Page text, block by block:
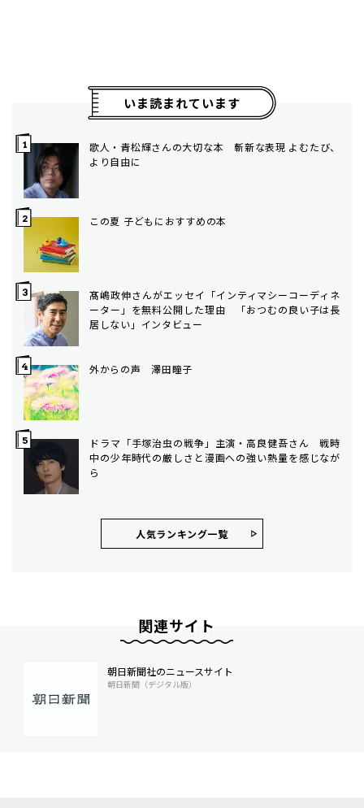
いま読まれています
歌人・青松輝さんの大切な本 斬新な表現 よむたび、
より自由に
この夏 子どもにおすすめの本
髙嶋政伸さんがエッセイ「インティマシーコーディネ
ーター」を無料公開した理由 「おつむの良い子は長
居しない」インタビュー
外からの声 澤田瞳子
ドラマ「手塚治虫の戦争」主演・高良健吾さん 戦時
中の少年時代の厳しさと漫画への強い熱量を感じなが
ら
人気ランキング⼀覧
関連サイト
朝日新聞社のニュースサイト
朝日新聞（デジタル版）